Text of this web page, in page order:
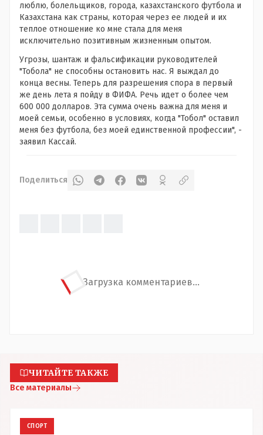
люблю, болельщиков, города, казахстанского футбола и
Казахстана как страны, которая через ее людей и их
теплое отношение ко мне стала для меня
исключительно позитивным жизненным опытом.
Угрозы, шантаж и фальсификации руководителей
"Тобола" не способны остановить нас. Я выждал до
конца весны. Теперь для разрешения спора в первый
же день лета я пойду в ФИФА. Речь идет о более чем
600 000 долларов. Эта сумма очень важна для меня и
моей семьи, особенно в условиях, когда "Тобол" оставил
меня без футбола, без моей единственной профессии", -
заявил Кассай.
Поделиться
Загрузка комментариев...
ЧИТАЙТЕ ТАКЖЕ
Все материалы
СПОРТ